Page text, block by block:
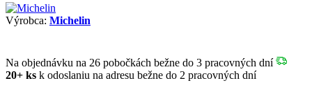
Výrobca: Michelin
Na objednávku na 26 pobočkách bežne do 3 pracovných dní
20+ ks k odoslaniu na adresu bežne do 2 pracovných dní